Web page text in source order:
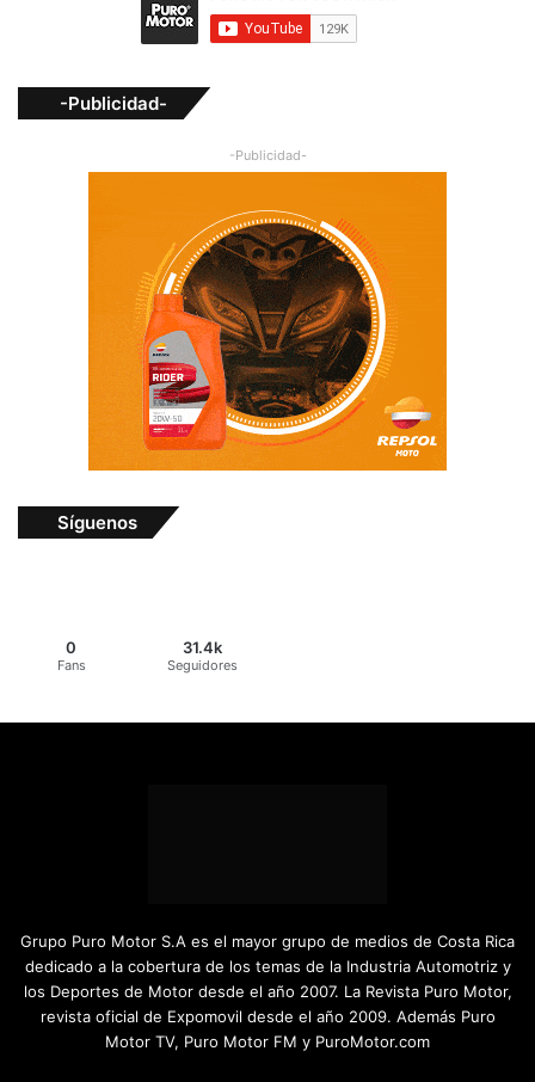
-Publicidad-
-Publicidad-
Síguenos
0
Fans
31.4k
Seguidores
Grupo Puro Motor S.A es el mayor grupo de medios de Costa Rica
dedicado a la cobertura de los temas de la Industria Automotriz y
los Deportes de Motor desde el año 2007. La Revista Puro Motor,
revista oficial de Expomovil desde el año 2009. Además Puro
Motor TV, Puro Motor FM y PuroMotor.com